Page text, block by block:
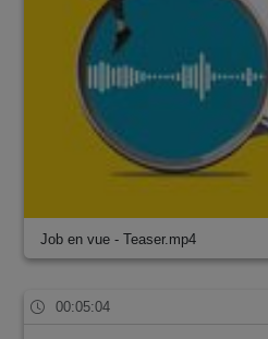
Job en vue - Teaser.mp4
00:05:04